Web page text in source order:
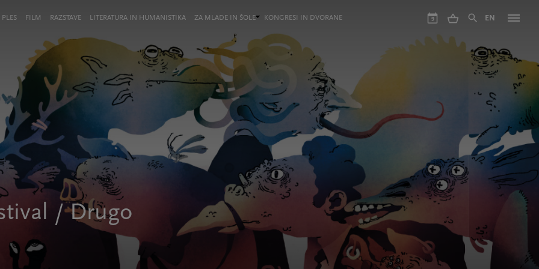
FILM RAZSTAVE LITERATURA IN HUMANISTIKA ZA MLADE IN ŠOLE KONGRESI IN DVORANE 9 EN
/ Drugo